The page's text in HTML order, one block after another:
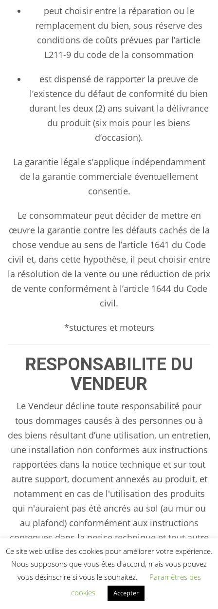
peut choisir entre la réparation ou le
remplacement du bien, sous réserve des
conditions de coûts prévues par l’article
L211-9 du code de la consommation
est dispensé de rapporter la preuve de
l’existence du défaut de conformité du bien
durant les deux (2) ans suivant la délivrance
du produit (six mois pour les biens
d’occasion).
La garantie légale s’applique indépendamment
de la garantie commerciale éventuellement
consentie.
Le consommateur peut décider de mettre en
œuvre la garantie contre les défauts cachés de la
chose vendue au sens de l’article 1641 du Code
civil et, dans cette hypothèse, il peut choisir entre
la résolution de la vente ou une réduction de prix
de vente conformément à l’article 1644 du Code
civil.
*stuctures et moteurs
RESPONSABILITE DU
VENDEUR
Le Vendeur décline toute responsabilité pour
tous dommages causés à des personnes ou à
des biens résultant d’une utilisation, un entretien,
une installation non conformes aux instructions
rapportées dans la notice technique et sur tout
autre support, document annexés au produit, et
notamment en cas de l'utilisation des produits
qui n'auraient pas été ancrés au sol (au mur ou
au plafond) conformément aux instructions
contenues dans la notice technique et tout autre
document ou avertissement annexés aux
produits, ou dont l’ancrage au sol aurait été fait
directement par l'Acheteur ou par des tiers non
agréés par le Vendeur.
Ce site web utilise des cookies pour améliorer votre expérience.
Nous supposons que vous êtes d'accord, mais vous pouvez
vous désinscrire si vous le souhaitez.
Paramètres des
cookies
Accepter